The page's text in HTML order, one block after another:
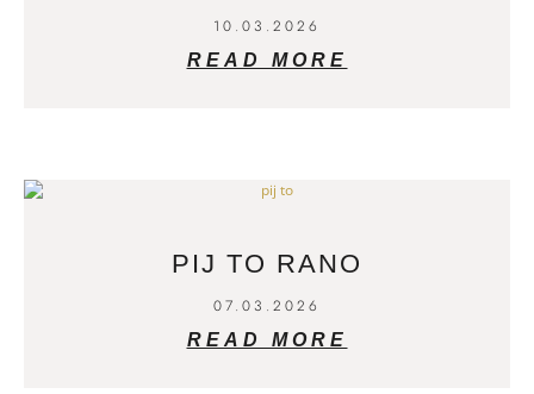
10.03.2026
READ MORE
PIJ TO RANO
07.03.2026
READ MORE